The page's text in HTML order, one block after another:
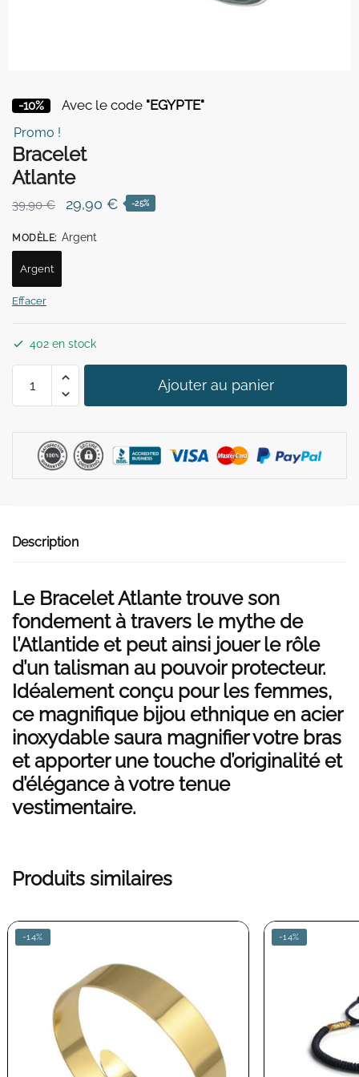
-10% Avec le code "EGYPTE"
Promo !
Bracelet
Atlante
39,90€
Le
initial
29,90 €Le-25%
MODÈLE: Argent
Argent
Effacer
402 en stock
Ajouter au panier
Description
Le Bracelet Atlante trouve son
fondement à travers le mythe de
l’Atlantide et peut ainsi jouer le rôle
d’un talisman au pouvoir protecteur.
Idéalement conçu pour les femmes,
ce magnifique bijou ethnique en acier
inoxydable saura magnifier votre bras
et apporter une touche d’originalité et
d’élégance à votre tenue
vestimentaire.
Produits similaires
-14% -14%